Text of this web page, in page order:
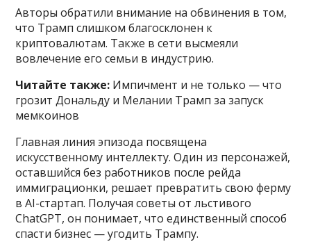
Авторы обратили внимание на обвинения в том,
что Трамп слишком благосклонен к
криптовалютам. Также в сети высмеяли
вовлечение его семьи в индустрию.
Читайте также: Импичмент и не только — что
грозит Дональду и Мелании Трамп за запуск
мемкоинов
Главная линия эпизода посвящена
искусственному интеллекту. Один из персонажей,
оставшийся без работников после рейда
иммиграционки, решает превратить свою ферму
в AI-стартап. Получая советы от льстивого
ChatGPT, он понимает, что единственный способ
спасти бизнес — угодить Трампу.